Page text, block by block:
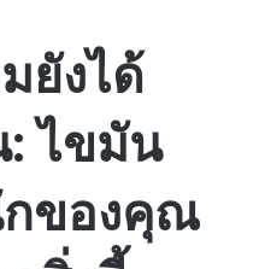
ยังได้
ไขมัน
กของคุณ